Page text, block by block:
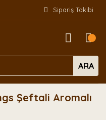
Sipariş Takibi
ARA
Şeftali Aromalı